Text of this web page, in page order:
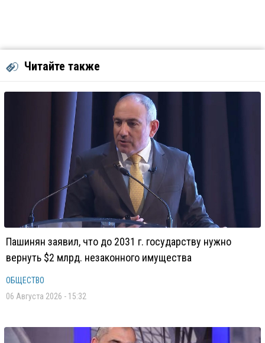
Читайте также
Пашинян заявил, что до 2031 г. государству нужно
вернуть $2 млрд. незаконного имущества
ОБЩЕСТВО
06 Августа 2026 - 15:32